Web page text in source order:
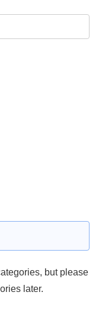
but please
later.